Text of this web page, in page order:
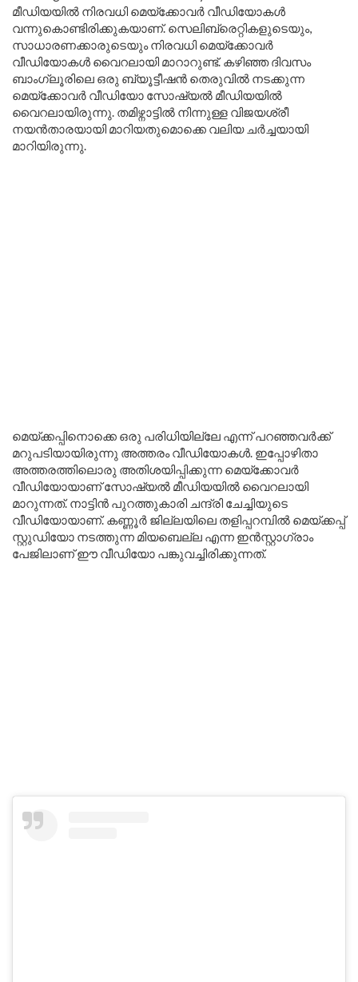
മീഡിയയിൽ നിരവധി മെയ്ക്കോവർ വീഡിയോകൾ
വന്നുകൊണ്ടിരിക്കുകയാണ്. സെലിബ്രെറ്റികളുടെയും,
സാധാരണക്കാരുടെയും നിരവധി മെയ്ക്കോവർ
വീഡിയോകൾ വൈറലായി മാറാറുണ്ട്. കഴിഞ്ഞ ദിവസം
ബാംഗ്ലൂരിലെ ഒരു ബ്യൂട്ടീഷൻ തെരുവിൽ നടക്കുന്ന
മെയ്ക്കോവർ വീഡിയോ സോഷ്യൽ മീഡിയയിൽ
വൈറലായിരുന്നു. തമിഴ്നാട്ടിൽ നിന്നുള്ള വിജയശ്രീ
നയൻതാരയായി മാറിയതുമൊക്കെ വലിയ ചർച്ചയായി
മാറിയിരുന്നു.
മെയ്ക്കപ്പിനൊക്കെ ഒരു പരിധിയില്ലേ എന്ന് പറഞ്ഞവർക്ക്
മറുപടിയായിരുന്നു അത്തരം വീഡിയോകൾ. ഇപ്പോഴിതാ
അത്തരത്തിലൊരു അതിശയിപ്പിക്കുന്ന മെയ്ക്കോവർ
വീഡിയോയാണ് സോഷ്യൽ മീഡിയയിൽ വൈറലായി
മാറുന്നത്. നാട്ടിൻ പുറത്തുകാരി ചന്ദ്രി ചേച്ചിയുടെ
വീഡിയോയാണ്. കണ്ണൂർ ജില്ലയിലെ തളിപ്പറമ്പിൽ മെയ്ക്കപ്പ്
സ്റ്റുഡിയോ നടത്തുന്ന മിയബെല്ല എന്ന ഇൻസ്റ്റാഗ്രാം
പേജിലാണ് ഈ വീഡിയോ പങ്കുവച്ചിരിക്കുന്നത്.